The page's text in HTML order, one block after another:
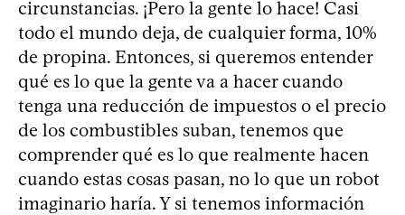
circunstancias. ¡Pero la gente lo hace! Casi
todo el mundo deja, de cualquier forma, 10%
de propina. Entonces, si queremos entender
qué es lo que la gente va a hacer cuando
tenga una reducción de impuestos o el precio
de los combustibles suban, tenemos que
comprender qué es lo que realmente hacen
cuando estas cosas pasan, no lo que un robot
imaginario haría. Y si tenemos información